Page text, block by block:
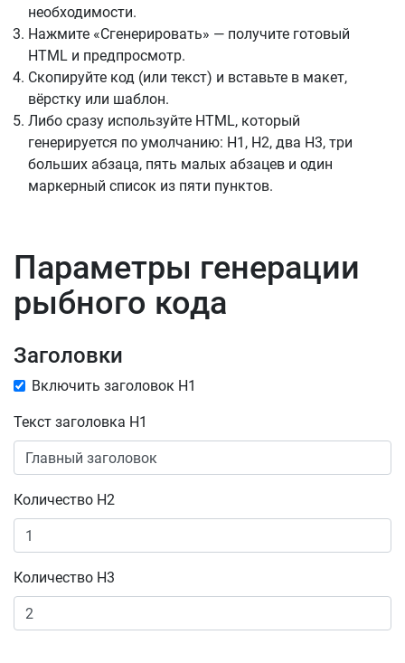
необходимости.
Нажмите «Сгенерировать» — получите готовый
HTML и предпросмотр.
Скопируйте код (или текст) и вставьте в макет,
вёрстку или шаблон.
Либо сразу используйте HTML, который
генерируется по умолчанию: H1, H2, два H3, три
больших абзаца, пять малых абзацев и один
маркерный список из пяти пунктов.
Параметры генерации
рыбного кода
Заголовки
Включить заголовок H1
Текст заголовка H1
Количество H2
Количество H3